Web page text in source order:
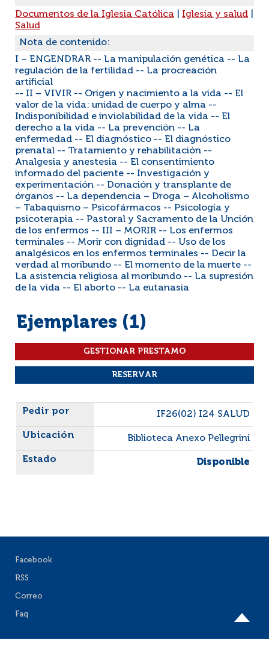
Documentos de la Iglesia Católica
Iglesia y salud
Salud
Nota de contenido:
I – ENGENDRAR -- La manipulación genética -- La
regulación de la fertilidad -- La procreación
artificial
-- II – VIVIR -- Origen y nacimiento a la vida -- El
valor de la vida: unidad de cuerpo y alma --
Indisponibilidad e inviolabilidad de la vida -- El
derecho a la vida -- La prevención -- La
enfermedad -- El diagnóstico -- El diagnóstico
prenatal -- Tratamiento y rehabilitación --
Analgesia y anestesia -- El consentimiento
informado del paciente -- Investigación y
experimentación -- Donación y transplante de
órganos -- La dependencia – Droga – Alcoholismo
– Tabaquismo – Psicofármacos -- Psicología y
psicoterapia -- Pastoral y Sacramento de la Unción
de los enfermos -- III – MORIR -- Los enfermos
terminales -- Morir con dignidad -- Uso de los
analgésicos en los enfermos terminales -- Decir la
verdad al moribundo -- El momento de la muerte --
La asistencia religiosa al moribundo -- La supresión
de la vida -- El aborto -- La eutanasia
Ejemplares (1)
Liste des exemplaires
IF26(02) I24 SALUD
Biblioteca Anexo Pellegrini
Disponible
Facebook
RSS
Correo
Faq